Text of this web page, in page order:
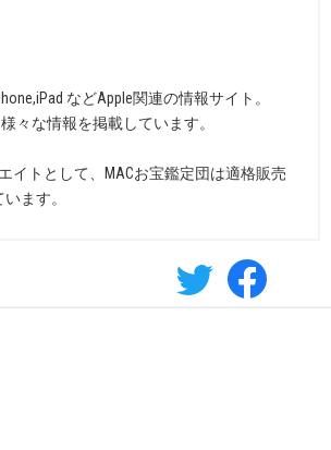
などApple関連の情報サイト。
々な情報を掲載しています。
イトとして、MACお宝鑑定団は適格販売
ます。